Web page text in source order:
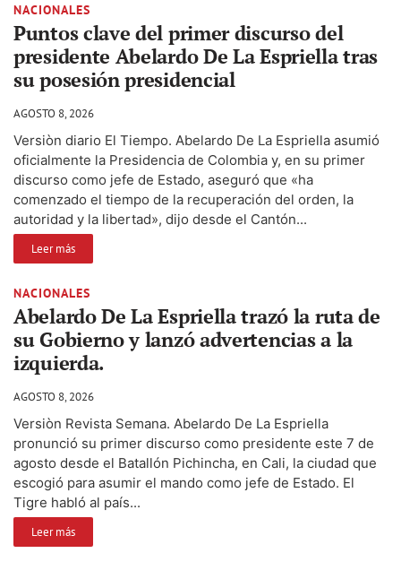
NACIONALES
Puntos clave del primer discurso del
presidente Abelardo De La Espriella tras
su posesión presidencial
AGOSTO 8, 2026
Versiòn diario El Tiempo. Abelardo De La Espriella asumió
oficialmente la Presidencia de Colombia y, en su primer
discurso como jefe de Estado, aseguró que «ha
comenzado el tiempo de la recuperación del orden, la
autoridad y la libertad», dijo desde el Cantón...
Leer más
NACIONALES
Abelardo De La Espriella trazó la ruta de
su Gobierno y lanzó advertencias a la
izquierda.
AGOSTO 8, 2026
Versiòn Revista Semana. Abelardo De La Espriella
pronunció su primer discurso como presidente este 7 de
agosto desde el Batallón Pichincha, en Cali, la ciudad que
escogió para asumir el mando como jefe de Estado. El
Tigre habló al país...
Leer más